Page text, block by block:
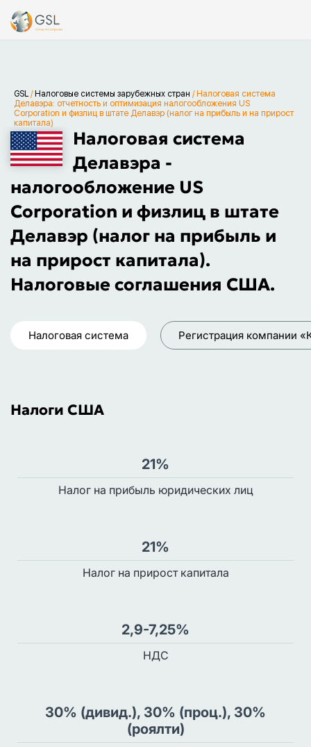
GSL / Налоговые системы зарубежных стран / Налоговая система
Делавэра: отчетность и оптимизация налогообложения US
Corporation и физлиц в штате Делавэр (налог на прибыль и на прирост
капитала)
Налоговая система
Делавэра -
налогообложение US
Corporation и физлиц в штате
Делавэр (налог на прибыль и
на прирост капитала).
Налоговые соглашения США.
Регистрация компании
Налоговая система
Налоги США
21%
Налог на прибыль юридических лиц
21%
Налог на прирост капитала
2,9-7,25%
НДС
30% (дивид.), 30% (проц.), 30%
(роялти)